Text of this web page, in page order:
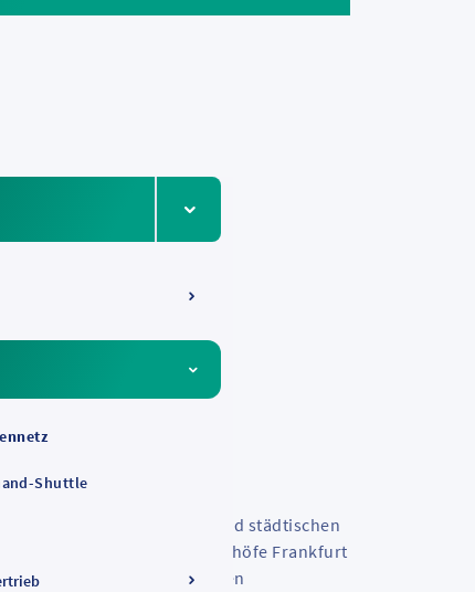
Shuttle
Bahnen, Straßenbahnen und städtischen
Abfahrtspläne für die Bahnhöfe Frankfurt
und Frankfurt Flughafen